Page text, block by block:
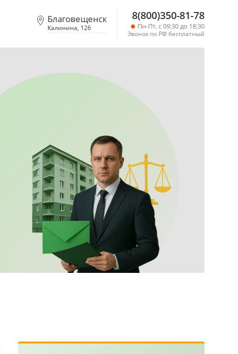
Благовещенск
Калинина, 126
8(800)350-81-78
Пн-Пт, с 09:30 до 18:30
Звонок по РФ бесплатный